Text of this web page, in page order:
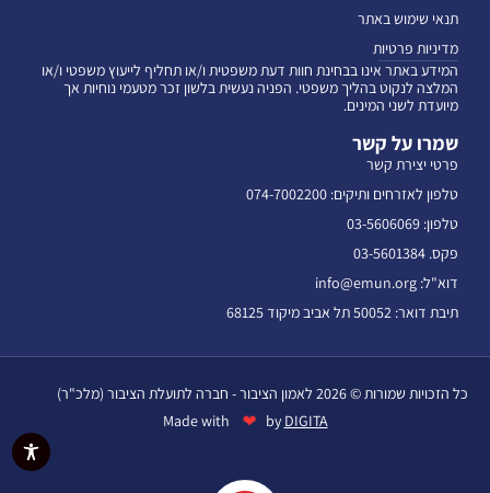
תנאי שימוש באתר
מדיניות פרטיות
המידע באתר אינו בבחינת חוות דעת משפטית ו/או תחליף לייעוץ משפטי ו/או
המלצה לנקוט בהליך משפטי. הפניה נעשית בלשון זכר מטעמי נוחיות אך
מיועדת לשני המינים.
שמרו על קשר
פרטי יצירת קשר
טלפון לאזרחים ותיקים: 074-7002200
טלפון: 03-5606069
פקס. 03-5601384
דוא"ל: info@emun.org
תיבת דואר: 50052 תל אביב מיקוד 68125
כל הזכויות שמורות © 2026 לאמון הציבור - חברה לתועלת הציבור (מלכ"ר)
Made with
❤ by DIGITA